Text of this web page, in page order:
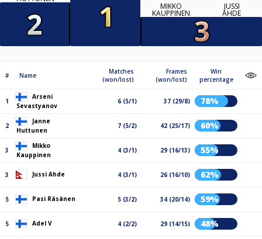
MIKKO
KAUPPINEN
JUSSI
AHDE
# Name
Matches
(won/lost)
Frames
(won/lost)
Win
percentage
1
Arseni
Sevastyanov
6 (5/1) 37 (29/8) 78%
2
Janne
Huttunen
7 (5/2) 42 (25/17) 60%
3
Mikko
Kauppinen
4 (3/1) 29 (16/13) 55%
3 Jussi Ahde 4 (3/1) 26 (16/10) 62%
5 Pasi Räsänen 5 (3/2) 34 (20/14) 59%
5 Adel V 4 (2/2) 29 (14/15) 48%